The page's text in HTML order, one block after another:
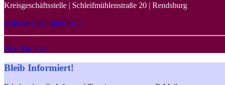
Kreisgeschäftsstelle | Schleifmühlenstraße 20 | Rendsburg
mehr erfahren speichern
Alle Termine
Bleib Informiert!